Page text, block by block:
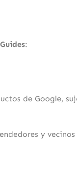
:
de Google,
y